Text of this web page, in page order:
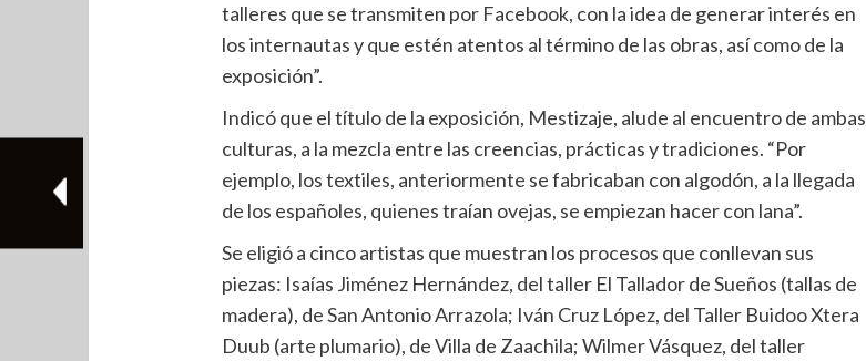
talleres que se transmiten por Facebook, con la idea de generar interés en
los internautas y que estén atentos al término de las obras, así como de la
exposición”.
Indicó que el título de la exposición, Mestizaje, alude al encuentro de ambas
culturas, a la mezcla entre las creencias, prácticas y tradiciones. “Por
ejemplo, los textiles, anteriormente se fabricaban con algodón, a la llegada
de los españoles, quienes traían ovejas, se empiezan hacer con lana”.
Se eligió a cinco artistas que muestran los procesos que conllevan sus
piezas: Isaías Jiménez Hernández, del taller El Tallador de Sueños (tallas de
madera), de San Antonio Arrazola; Iván Cruz López, del Taller Buidoo Xtera
Duub (arte plumario), de Villa de Zaachila; Wilmer Vásquez, del taller